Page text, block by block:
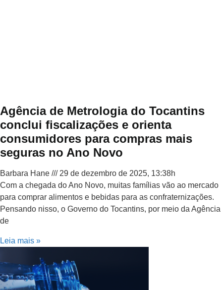
Agência de Metrologia do Tocantins
conclui fiscalizações e orienta
consumidores para compras mais
seguras no Ano Novo
Barbara Hane
29 de dezembro de 2025, 13:38h
Com a chegada do Ano Novo, muitas famílias vão ao mercado
para comprar alimentos e bebidas para as confraternizações.
Pensando nisso, o Governo do Tocantins, por meio da Agência
de
Leia mais »